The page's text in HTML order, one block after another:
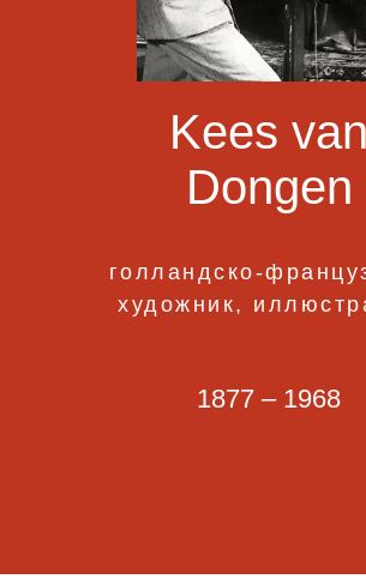
Kees van
Dongen
1877 – 1968
голландско-
художник,